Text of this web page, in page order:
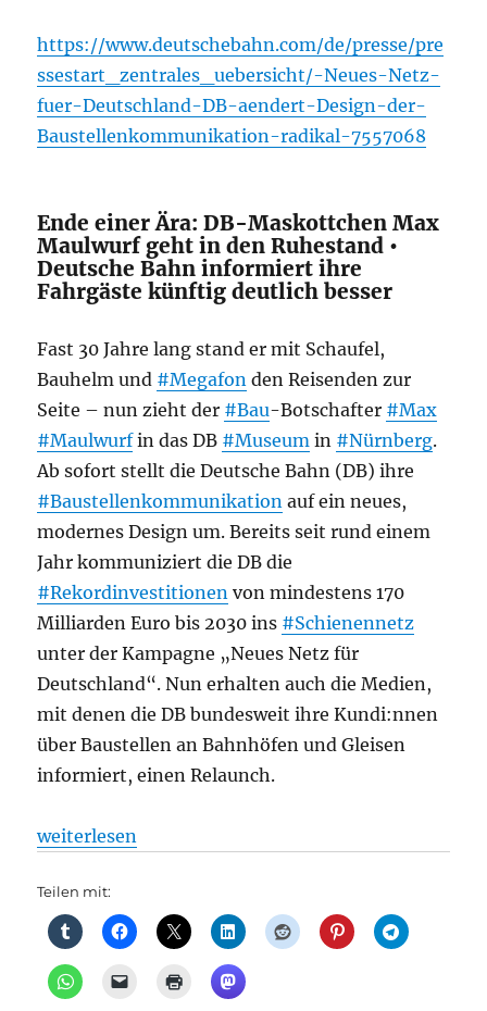
https://www.deutschebahn.com/de/presse/pre
ssestart_zentrales_uebersicht/-Neues-Netz-
fuer-Deutschland-DB-aendert-Design-der-
Baustellenkommunikation-radikal-7557068
Ende einer Ära: DB-Maskottchen Max
Maulwurf geht in den Ruhestand •
Deutsche Bahn informiert ihre
Fahrgäste künftig deutlich besser
Fast 30 Jahre lang stand er mit Schaufel,
Bauhelm und #Megafon den Reisenden zur
Seite – nun zieht der #Bau-Botschafter #Max
#Maulwurfin das DB #Museum in #Nürnberg.
Ab sofort stellt die Deutsche Bahn (DB) ihre
#Baustellenkommunikation auf ein neues,
modernes Design um. Bereits seit rund einem
Jahr kommuniziert die DB die
#Rekordinvestitionen von mindestens 170
Milliarden Euro bis 2030 ins #Schienennetz
unter der Kampagne „Neues Netz für
Deutschland“. Nun erhalten auch die Medien,
mit denen die DB bundesweit ihre Kundi:nnen
über Baustellen an Bahnhöfen und Gleisen
informiert, einen Relaunch.
„Bahnverkehr + Bauarbeiten: „Neues Netz für
weiterlesen
Teilen mit: